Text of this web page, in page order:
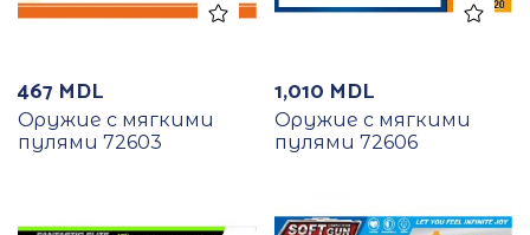
467 MDL
Оружие с мягкими
пулями 72603
1,010 MDL
Оружие с мягкими
пулями 72606